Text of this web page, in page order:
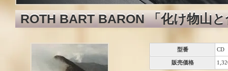
ROTH BART BARON 「化け物山
型番 CD
販売価格